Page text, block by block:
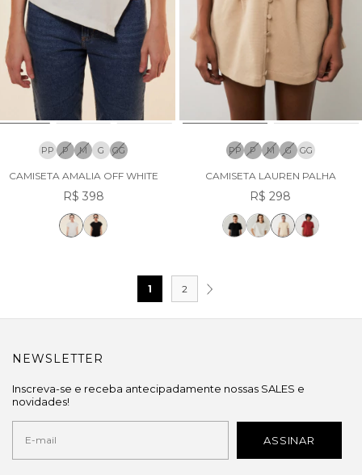
PP P M G GG
CAMISETA AMALIA OFF WHITE
R$ 398
PP P M G GG
CAMISETA LAUREN PALHA
R$ 298
1 2
NEWSLETTER
Inscreva-se e receba antecipadamente nossas SALES e
novidades!